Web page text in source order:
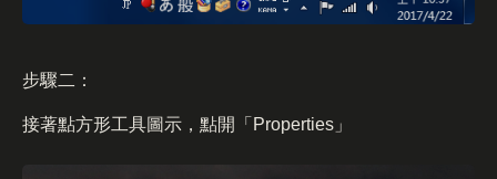
步驟二：
接著點方形工具圖示，點開「Properties」